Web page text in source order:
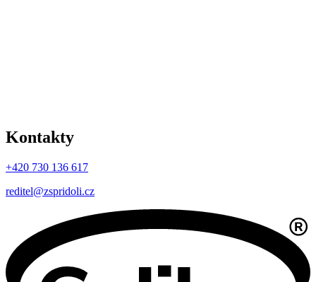
Kontakty
+420 730 136 617
reditel@zspridoli.cz